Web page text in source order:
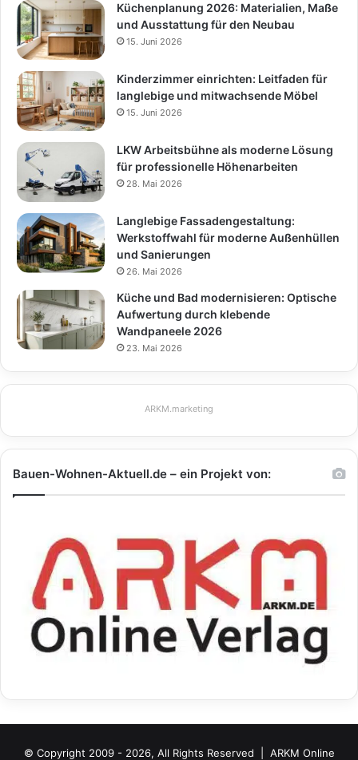
Küchenplanung 2026: Materialien, Maße
und Ausstattung für den Neubau
15. Juni 2026
Kinderzimmer einrichten: Leitfaden für
langlebige und mitwachsende Möbel
15. Juni 2026
LKW Arbeitsbühne als moderne Lösung
für professionelle Höhenarbeiten
28. Mai 2026
Langlebige Fassadengestaltung:
Werkstoffwahl für moderne Außenhüllen
und Sanierungen
26. Mai 2026
Küche und Bad modernisieren: Optische
Aufwertung durch klebende
Wandpaneele 2026
23. Mai 2026
ARKM.marketing
Bauen-Wohnen-Aktuell.de – ein Projekt von:
© Copyright 2009 - 2026, All Rights Reserved | ARKM Online